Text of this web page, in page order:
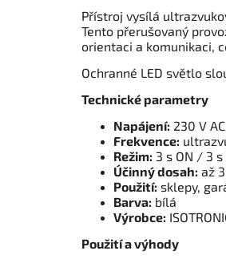
Přístroj vysílá
Tento přerušovaný
orientaci a komunikaci,
Ochranné LED světlo
Technické parametry
Napájení: 230 V AC
Frekvence:
Režim: 3 s ON / 3 s
Účinný dosah: až
Použití: sklepy,
Barva: bílá
Výrobce:
Použití a výhody